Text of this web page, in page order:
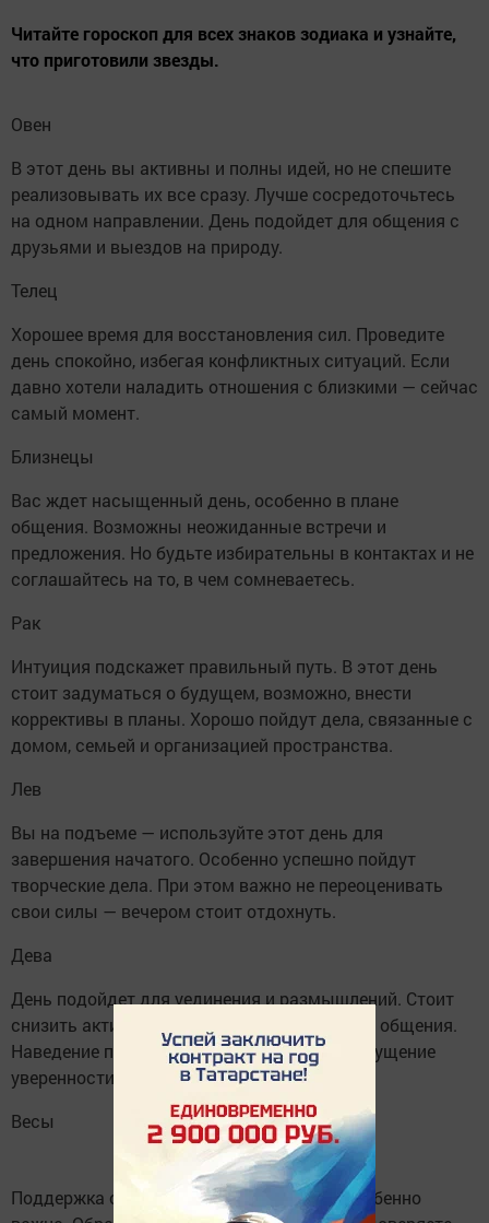
Читайте гороскоп для всех знаков зодиака и узнайте,
что приготовили звезды.
Овен
В этот день вы активны и полны идей, но не спешите
реализовывать их все сразу. Лучше сосредоточьтесь
на одном направлении. День подойдет для общения с
друзьями и выездов на природу.
Телец
Хорошее время для восстановления сил. Проведите
день спокойно, избегая конфликтных ситуаций. Если
давно хотели наладить отношения с близкими — сейчас
самый момент.
Близнецы
Вас ждет насыщенный день, особенно в плане
общения. Возможны неожиданные встречи и
предложения. Но будьте избирательны в контактах и не
соглашайтесь на то, в чем сомневаетесь.
Рак
Интуиция подскажет правильный путь. В этот день
стоит задуматься о будущем, возможно, внести
коррективы в планы. Хорошо пойдут дела, связанные с
домом, семьей и организацией пространства.
Лев
Вы на подъеме — используйте этот день для
завершения начатого. Особенно успешно пойдут
творческие дела. При этом важно не переоценивать
свои силы — вечером стоит отдохнуть.
Дева
День подойдет для уединения и размышлений. Стоит
снизить активность, отказаться от лишнего общения.
Наведение порядка дома и в делах даст ощущение
уверенности и контроля.
Весы
Поддержка окружающих сегодня будет особенно